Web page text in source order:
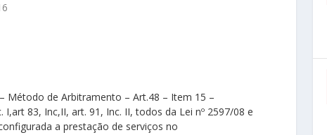
Método de Arbitramento – Art.48 – Item 15 –
83, Inc,II, art. 91, Inc. II, todos da Lei nº 2597/08 e
a prestação de serviços no